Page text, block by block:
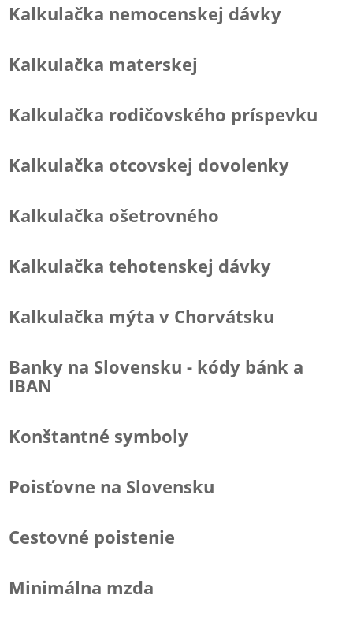
Kalkulačka nemocenskej dávky
Kalkulačka materskej
Kalkulačka rodičovského príspevku
Kalkulačka otcovskej dovolenky
Kalkulačka ošetrovného
Kalkulačka tehotenskej dávky
Kalkulačka mýta v Chorvátsku
Banky na Slovensku - kódy bánk a
IBAN
Konštantné symboly
Poisťovne na Slovensku
Cestovné poistenie
Minimálna mzda